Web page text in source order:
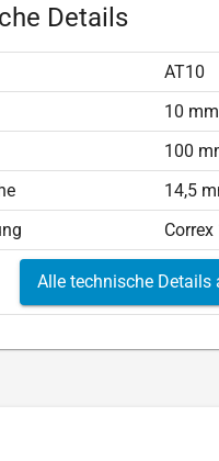
Details
AT10
10 mm
100
14,5
Alle technische Details